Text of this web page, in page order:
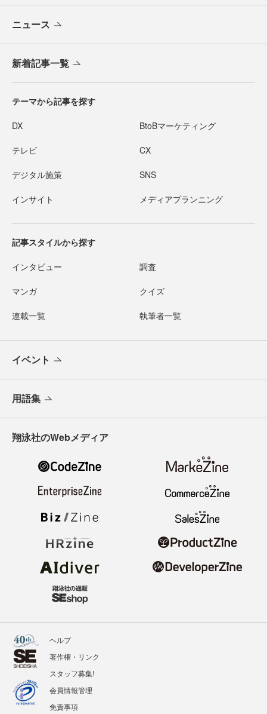
ニュース
新着記事一覧
テーマから記事を探す
DX BtoBマーケティング
テレビ CX
デジタル施策 SNS
インサイト メディアプランニング
記事スタイルから探す
インタビュー 調査
マンガ クイズ
連載一覧 執筆者一覧
イベント
用語集
翔泳社のWebメディア
ヘルプ
著作権・リンク
スタッフ募集!
会員情報管理
免責事項